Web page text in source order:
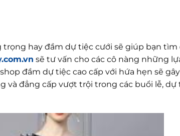
hay đầm dự tiệc cưới sẽ giúp bạn tìm
sẽ tư vấn cho các cô nàng những
đầm dự tiệc cao cấp với hứa hẹn sẽ
và đẳng cấp vượt trội trong các buổi lễ, dự